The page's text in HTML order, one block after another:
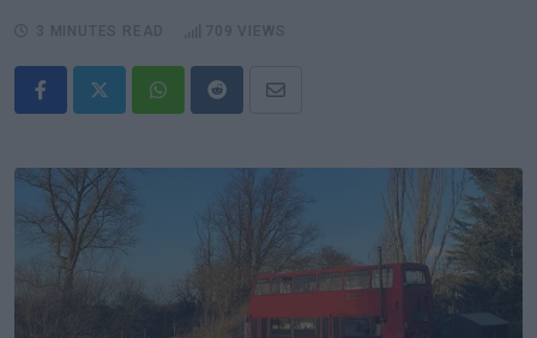
WhatsappRedditShare
Email